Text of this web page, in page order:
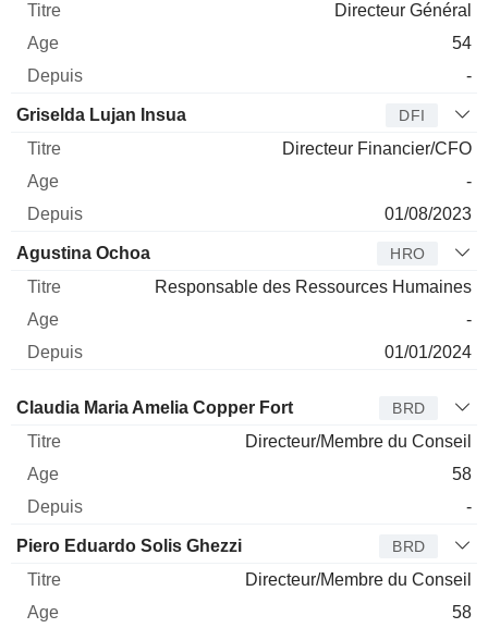
Directeur Général
54
-
Griselda Lujan Insua DFI
Directeur Financier/CFO
-
01/08/2023
Agustina Ochoa HRO
Responsable des Ressources Humaines
-
01/01/2024
Administrateur Titre Age Depuis
Claudia Maria Amelia Copper Fort BRD
Directeur/Membre du Conseil
58
-
Piero Eduardo Solis Ghezzi BRD
Directeur/Membre du Conseil
58